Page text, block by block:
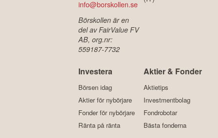
info@borskollen.se
Börskollen är en
del av FairValue FV
AB, org.nr:
559187-7732
Investera
Börsen idag
Aktier för nybörjare
Fonder för nybörjare
Ränta på ränta
Aktier & Fonder
Aktietips
Investmentbolag
Fondrobotar
Bästa fonderna